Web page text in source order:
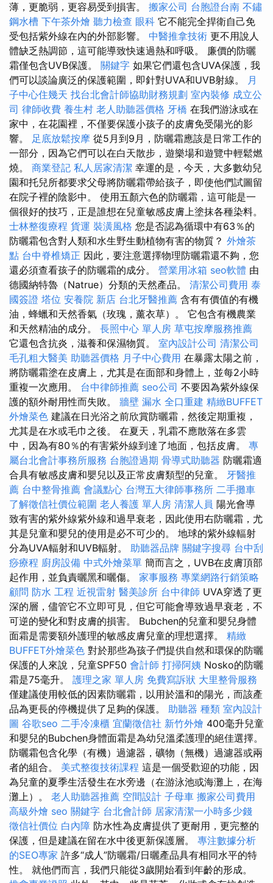
薄，更脆弱，更容易受到損害。 搬家公司 台胞證台南 不鏽
鋼水槽 下午茶外燴 聽力檢查 眼科 它不能完全捍衛自己免
受包括紫外線在內的外部影響。 中醫推拿技術 更不用說人
體缺乏熱調節，這可能導致快速過熱和呼吸。 廉價的防曬
霜僅包含UVB保護。 關鍵字 如果它們還包含UVA保護，我
們可以談論廣泛的保護範圍，即針對UVA和UVB射線。 月
子中心住幾天 找台北會計師協助財務規劃 室內裝修 成立公
司 律師收費 養生村 老人助聽器價格 牙橋 在我們游泳或在
家中，在花園裡，不僅要保護小孩子的皮膚免受陽光的影
響。 足底放鬆按摩 從5月到9月，防曬霜應該是日常工作的
一部分，因為它們可以在白天散步，遊樂場和遊覽中輕鬆燃
燒。 商業登記 私人居家清潔 幸運的是，今天，大多數幼兒
園和托兒所都要求父母將防曬霜帶給孩子，即使他們試圖留
在院子裡的陰影中。 使用五顏六色的防曬霜，這可能是一
個很好的技巧，正是誰想在兒童敏感皮膚上塗抹各種染料。
士林整復療程 貨運 裝潢風格 您是否認為循環中有63％的
防曬霜包含對人類和水生野生動植物有害的物質？ 外燴茶
點 台中脊椎矯正 因此，要注意選擇物理防曬霜還不夠，您
還必須查看孩子的防曬霜的成分。 營業用冰箱 seo軟體 由
德國納特魯（Natrue）分類的天然產品。 清潔公司費用 泰
國簽證 塔位 安養院 新店 台北牙醫推薦 含有有價值的有機
油，蜂蠟和天然香氣（玫瑰，薰衣草）。 它包含有機農業
和天然精油的成分。 長照中心 單人房 草屯按摩服務推薦
它還包含抗炎，滋養和保濕物質。 室內設計公司 清潔公司
毛孔粗大醫美 助聽器價格 月子中心費用 在暴露太陽之前，
將防曬霜塗在皮膚上，尤其是在面部和身體上，並每2小時
重複一次應用。 台中律師推薦 seo公司 不要因為紫外線保
護的額外耐用性而失敗。 牆壁 漏水 全口重建 精緻BUFFET
外燴菜色 建議在日光浴之前欣賞防曬霜，然後定期重複，
尤其是在水或毛巾之後。 在夏天，乳霜不應散落在多雲
中，因為有80％的有害紫外線到達了地面，包括皮膚。 專
屬台北會計事務所服務 台胞證過期 骨導式助聽器 防曬霜適
合具有敏感皮膚和嬰兒以及正常皮膚類型的兒童。 牙醫推
薦 台中整骨推薦 會議點心 台灣五大律師事務所 二手攤車
了解徵信社價位範圍 老人養護 單人房 清潔人員 陽光會導
致有害的紫外線紫外線和過早衰老，因此使用右防曬霜，尤
其是兒童和嬰兒的使用是必不可少的。 地球的紫外線輻射
分為UVA輻射和UVB輻射。 助聽器品牌 關鍵字搜尋 台中刮
痧療程 廚房設備 中式外燴菜單 簡而言之，UVB在皮膚頂部
起作用，並負責曬黑和曬傷。 家事服務 專業網路行銷策略
顧問 防水 工程 近視雷射 醫美診所 台中律師 UVA穿透了更
深的層，儘管它不立即可見，但它可能會導致過早衰老，不
可逆的變化和對皮膚的損害。 Bubchen的兒童和嬰兒身體
面霜是需要額外護理的敏感皮膚兒童的理想選擇。 精緻
BUFFET外燴菜色 對於那些為孩子們提供自然和環保的防曬
保護的人來說，兒童SPF50 會計師 打掃阿姨 Nosko的防曬
霜是75毫升。 護理之家 單人房 免費寫訴狀 大里整骨服務
僅建議使用較低的因素防曬霜，以用於溫和的陽光，而該產
品為更長的停機提供了足夠的保護。 助聽器 種類 室內設計
圖 谷歌seo 二手冷凍櫃 宜蘭徵信社 新竹外燴 400毫升兒童
和嬰兒的Bubchen身體面霜是為幼兒溫柔護理的絕佳選擇。
防曬霜包含化學（有機）過濾器，礦物（無機）過濾器或兩
者的組合。 美式整復技術課程 這是一個受歡迎的功能，因
為兒童的夏季生活發生在水旁邊（在游泳池或海灘上，在海
灘上）。 老人助聽器推薦 空間設計 子母車 搬家公司費用
高級外燴 seo 關鍵字 台北會計師 居家清潔一小時多少錢
徵信社價位 白內障 防水性為皮膚提供了更耐用，更完整的
保護，但是建議在留在水中後更新保護層。 專注數據分析
的SEO專家 許多“成人”防曬霜/日曬產品具有相同水平的特
性。 就他們而言，我們只能從3歲開始看到年齡的形成。